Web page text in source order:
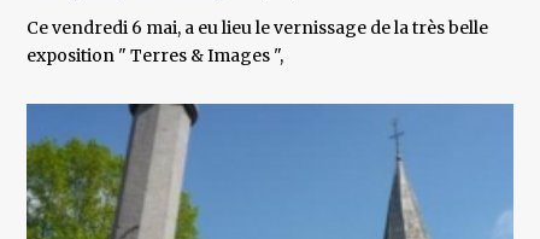
Ce vendredi 6 mai, a eu lieu le vernissage de la très belle
exposition " Terres & Images ",